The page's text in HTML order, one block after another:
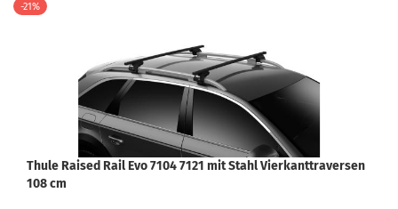
-21%
Thule Raised Rail Evo 7104 7121 mit Stahl Vierkanttraversen
108 cm